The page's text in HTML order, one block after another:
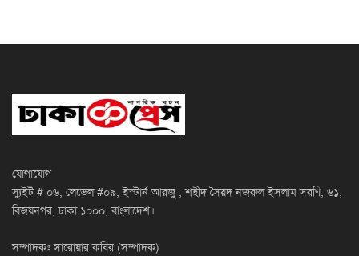
যোগাযোগ
স্যুইট # ০৬, লেভেল #০৯, ইস্টার্ন আরজু , শহীদ সৈয়দ নজরুল ইসলাম সরণি, ৬১,
বিজয়নগর, ঢাকা ১০০০, বাংলাদেশ।
সম্পাদকঃ সারোয়ার কবির (সম্পাদক)